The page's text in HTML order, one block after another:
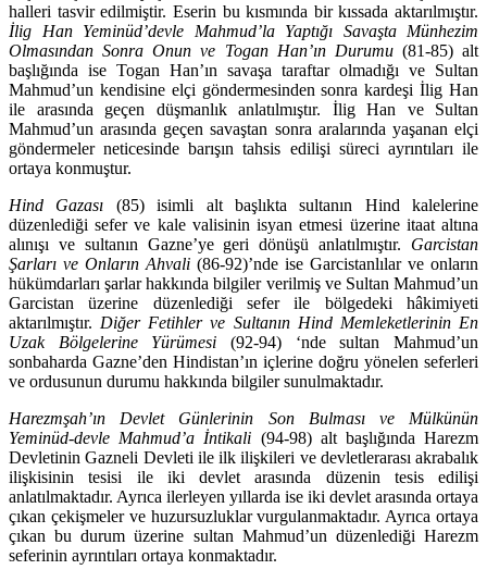
halleri tasvir edilmiştir. Eserin bu kısmında bir kıssada aktarılmıştır.
İlig Han Yeminüd’devle Mahmud’la Yaptığı Savaşta Mün­hezim
Olmasından Sonra Onun ve Togan Han’ın Durumu(81-85) alt
başlığında ise Togan Han’ın savaşa taraftar olmadığı ve Sultan
Mahmud’un ken­disine elçi göndermesinden sonra kardeşi İlig Han
ile arasında geçen düş­manlık anlatılmıştır. İlig Han ve Sultan
Mahmud’un arasında geçen savaştan sonra aralarında yaşanan elçi
göndermeler neticesinde barışın tahsis edilişi süreci ayrıntıları ile
ortaya konmuştur.
Hind Gazası (85) isimli alt başlıkta sultanın Hind kalelerine
düzenlediği se­fer ve kale valisinin isyan etmesi üzerine itaat altına
alınışı ve sultanın Gaz­ne’ye geri dönüşü anlatılmıştır. Garcistan
Şarları ve Onların Ahvali (86-92)’nde ise Garcistanlılar ve onların
hükümdarları şarlar hakkında bilgiler verilmiş ve Sultan Mahmud’un
Garcistan üzerine düzenlediği sefer ile bölgedeki hâkimi­yeti
aktarılmıştır. Diğer Fetihler ve Sultanın Hind Memleketlerinin En
Uzak Böl­gelerine Yürümesi (92-94) ‘nde sultan Mahmud’un
sonbaharda Gaz­ne’den Hindistan’ın içlerine doğru yönelen seferleri
ve ordusunun durumu hakkında bilgiler sunulmaktadır.
Harezmşah’ın Devlet Günlerinin Son Bulması ve Mülkünün
Yeminüd-devle Mahmud’a İntikali (94-98) alt başlığında Harezm
Devletinin Gazneli Devleti ile ilk ilişkileri ve devletlerarası akrabalık
ilişkisinin tesisi ile iki devlet arasında düzenin tesis edilişi
anlatılmaktadır. Ayrıca ilerleyen yıllarda ise iki devlet ara­sında ortaya
çıkan çekişmeler ve huzursuzluklar vurgulanmaktadır. Ayrıca or­taya
çıkan bu durum üzerine sultan Mahmud’un düzenlediği Harezm
seferi­nin ayrıntıları ortaya konmaktadır.